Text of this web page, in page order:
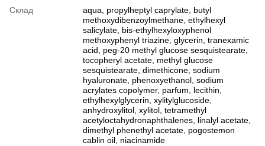
Склад
aqua, propylheptyl caprylate, butyl
methoxydibenzoylmethane, ethylhexyl
salicylate, bis-ethylhexyloxyphenol
methoxyphenyl triazine, glycerin, tranexamic
acid, peg-20 methyl glucose sesquistearate,
tocopheryl acetate, methyl glucose
sesquistearate, dimethicone, sodium
hyaluronate, phenoxyethanol, sodium
acrylates copolymer, parfum, lecithin,
ethylhexylglycerin, xylitylglucoside,
anhydroxylitol, xylitol, tetramethyl
acetyloctahydronaphthalenes, linalyl acetate,
dimethyl phenethyl acetate, pogostemon
cablin oil, niacinamide